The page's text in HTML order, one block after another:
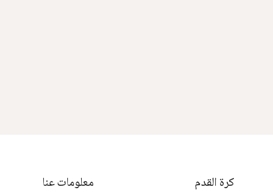
كرة القدم معلومات عنا